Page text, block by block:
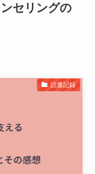
セリングの
読書記録